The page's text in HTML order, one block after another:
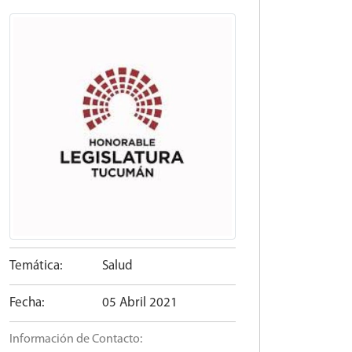
Temática: Salud
Fecha: 05 Abril 2021
Información de Contacto: